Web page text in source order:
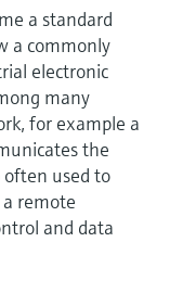
a standard
a commonly
electronic
many
for example a
the
often used to
remote
and data